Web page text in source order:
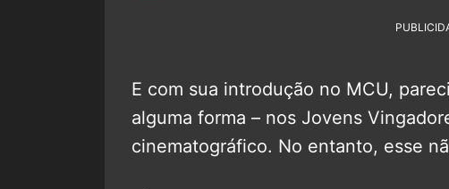
E com sua introdução no MCU,
alguma forma – nos Jovens
cinematográfico. No entanto, esse